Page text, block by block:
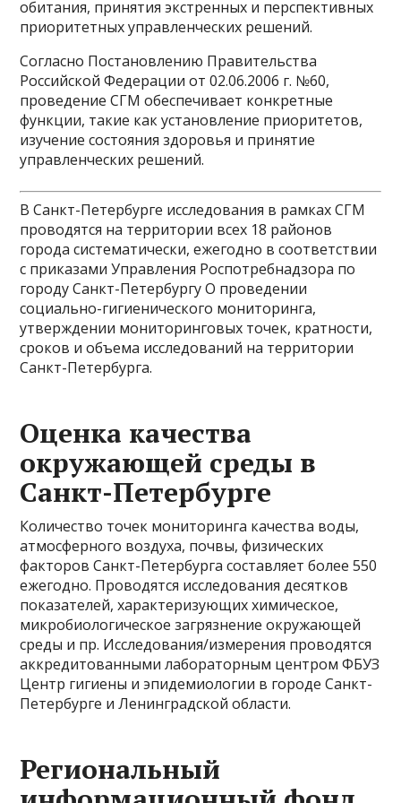
обитания, принятия экстренных и перспективных
приоритетных управленческих решений.
Согласно Постановлению Правительства
Российской Федерации от 02.06.2006 г. №60,
проведение СГМ обеспечивает конкретные
функции, такие как установление приоритетов,
изучение состояния здоровья и принятие
управленческих решений.
В Санкт-Петербурге исследования в рамках СГМ
проводятся на территории всех 18 районов
города систематически, ежегодно в соответствии
с приказами Управления Роспотребнадзора по
городу Санкт-Петербургу О проведении
социально-гигиенического мониторинга,
утверждении мониторинговых точек, кратности,
сроков и объема исследований на территории
Санкт-Петербурга.
Оценка качества
окружающей среды в
Санкт-Петербурге
Количество точек мониторинга качества воды,
атмосферного воздуха, почвы, физических
факторов Санкт-Петербурга составляет более 550
ежегодно. Проводятся исследования десятков
показателей, характеризующих химическое,
микробиологическое загрязнение окружающей
среды и пр. Исследования/измерения проводятся
аккредитованными лабораторным центром ФБУЗ
Центр гигиены и эпидемиологии в городе Санкт-
Петербурге и Ленинградской области.
Региональный